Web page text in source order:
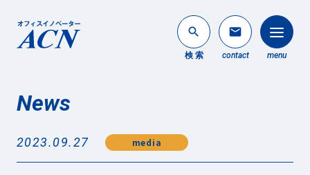
search
検 索
mail
contact menu
法人のお客様
個人のお客様
News
2023.09.27 media